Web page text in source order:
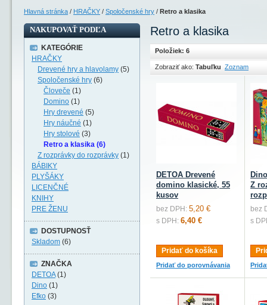
Hlavná stránka / HRAČKY / Spoločenské hry / Retro a klasika
Retro a klasika
Položiek: 6
Zobraziť ako: Tabuľku Zoznam
DETOA Drevené
domino klasické, 55
kusov
bez DPH: 5,20 €
s DPH: 6,40 €
Pridať do košíka
Pridať do porovnávania
Z
bez
s
NAKUPOVAŤ PODĽA
KATEGÓRIE
HRAČKY
Drevené hry a hlavolamy (5)
Spoločenské hry (6)
Človeče (1)
Domino (1)
Hry drevené (5)
Hry náučné (1)
Hry stolové (3)
Retro a klasika (6)
Z rozprávky do rozprávky (1)
BÁBIKY
PLYŠÁKY
LICENČNÉ
KNIHY
PRE ŽENU
DOSTUPNOSŤ
Skladom (6)
ZNAČKA
DETOA(1)
Dino (1)
Efko (3)